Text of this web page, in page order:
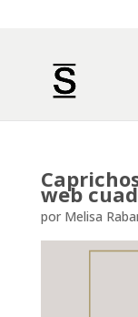
web
por Melisa